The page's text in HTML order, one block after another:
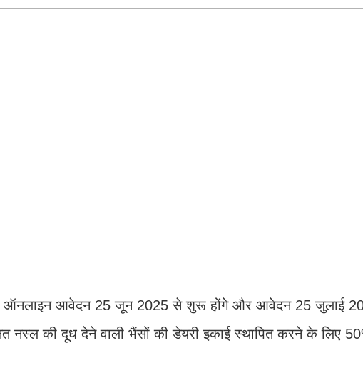
ऑनलाइन आवेदन 25 जून 2025 से शुरू होंगे और आवेदन 25 जुलाई
नस्ल की दूध देने वाली भैंसों की डेयरी इकाई स्थापित करने के लिए